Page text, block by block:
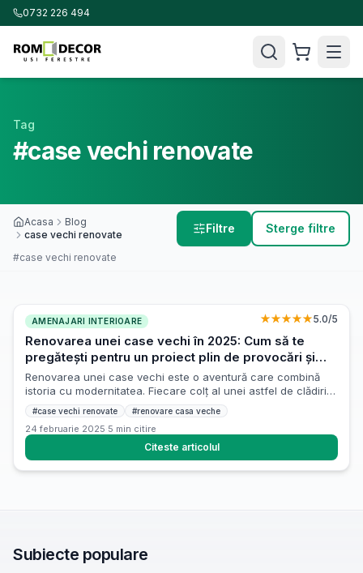
0732 226 494
Tag
#case vechi renovate
Acasa
Blog
case vechi renovate
Filtre Sterge filtre
#case vechi renovate
AMENAJARI INTERIOARE ★★★★★5.0/5
Renovarea unei case vechi în 2025: Cum să te
pregătești pentru un proiect plin de provocări și
recompense
Renovarea unei case vechi este o aventură care combină
istoria cu modernitatea. Fiecare colț al unei astfel de clădiri
poate ascunde povești și detalii unice, dar și provocări
neașteptate. Pentru a păstra farmecul și caracterul casei,
este esențial să abordezi proiectul cu planificare și
creativitate. În acest articol, vom explora cum să te pregătești
pentru […]
#case vechi renovate #renovare casa veche
24 februarie 2025·5 min citire
Citeste articolul
Subiecte populare